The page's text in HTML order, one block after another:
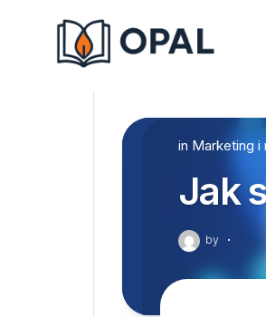
in Marketing i
Jak
by ·